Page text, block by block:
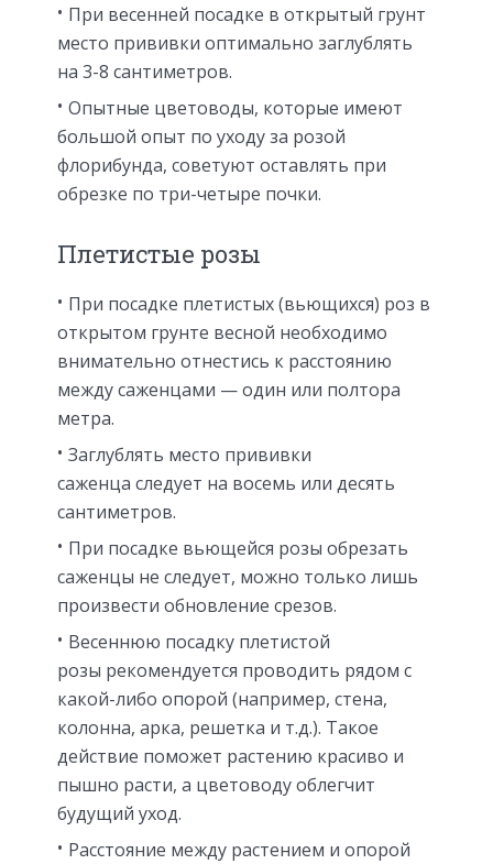
При весенней посадке в открытый грунт
место прививки оптимально заглублять
на 3-8 сантиметров.
Опытные цветоводы, которые имеют
большой опыт по уходу за розой
флорибунда, советуют оставлять при
обрезке по три-четыре почки.
Плетистые розы
При посадке плетистых (вьющихся) роз в
открытом грунте весной необходимо
внимательно отнестись к расстоянию
между саженцами — один или полтора
метра.
Заглублять место прививки
саженца следует на восемь или десять
сантиметров.
При посадке вьющейся розы обрезать
саженцы не следует, можно только лишь
произвести обновление срезов.
Весеннюю посадку плетистой
розы рекомендуется проводить рядом с
какой-либо опорой (например, стена,
колонна, арка, решетка и т.д.). Такое
действие поможет растению красиво и
пышно расти, а цветоводу облегчит
будущий уход.
Расстояние между растением и опорой